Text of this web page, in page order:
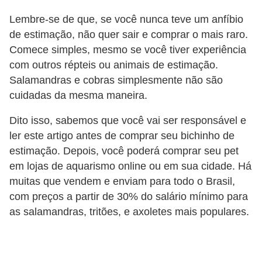
Lembre-se de que, se você nunca teve um anfíbio
de estimação, não quer sair e comprar o mais raro.
Comece simples, mesmo se você tiver experiência
com outros répteis ou animais de estimação.
Salamandras e cobras simplesmente não são
cuidadas da mesma maneira.
Dito isso, sabemos que você vai ser responsável e
ler este artigo antes de comprar seu bichinho de
estimação. Depois, você poderá comprar seu pet
em lojas de aquarismo online ou em sua cidade. Há
muitas que vendem e enviam para todo o Brasil,
com preços a partir de 30% do salário mínimo para
as salamandras, tritões, e axoletes mais populares.
P
e
t
s
h
o
p
s
P
e
t